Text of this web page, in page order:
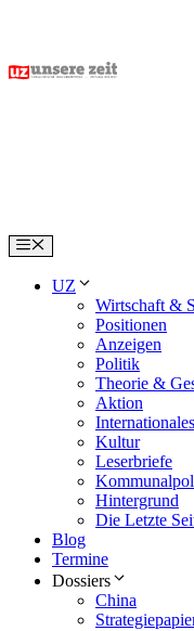
content
Menu
UZ
Wirtschaft &
Positionen
Anzeigen
Politik
Theorie &
Aktion
Internationales
Kultur
Leserbriefe
Hintergrund
Die Letzte
Blog
Termine
Dossiers
China